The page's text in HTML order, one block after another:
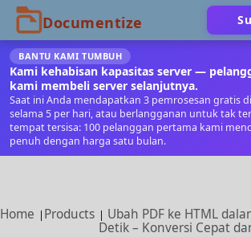
BANTU KAMI TUMBUH
Kami kehabisan kapasitas server —
kami membeli server selanjutnya.
Saat ini Anda mendapatkan 3 pemrosesan gratis
selama 5 per hari, atau berlangganan untuk tak
tempat tersisa: 100 pelanggan pertama kami
penuh dengan harga satu bulan.
Home Products
Ubah PDF ke HTML
Detik – Konversi Cepat